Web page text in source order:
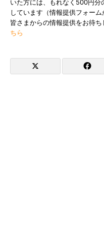
いた方には、もれなく500円分
しています（情報提供フォーム
皆さまからの情報提供をお待
ちら